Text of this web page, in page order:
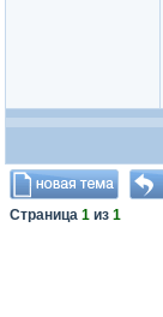
Страница 1 из 1